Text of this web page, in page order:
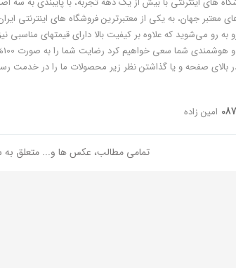
جهان، به یکی از معتبرترین فروشگاه های اینترنتی
رو می‌شوید که علاوه بر کیفیت بالا دارای قیمتهای مناسبی
بالای صفحه و یا گذاشتن نظر زیر محصولات ما را در خدمت
امین زاده
تمامی مطالب، عکس ها و... متعلق به